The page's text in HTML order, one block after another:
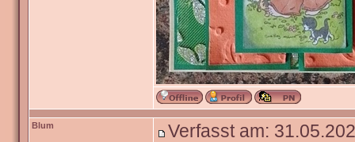
Blum Verfasst am: